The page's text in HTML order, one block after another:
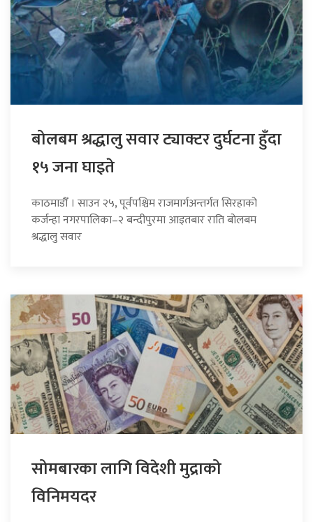
बोलबम श्रद्धालु सवार ट्याक्टर दुर्घटना हुँदा
१५ जना घाइते
काठमाडौँ । साउन २५, पूर्वपश्चिम राजमार्गअन्तर्गत सिरहाको
कर्जन्हा नगरपालिका–२ बन्दीपुरमा आइतबार राति बोलबम
श्रद्धालु सवार
सोमबारका लागि विदेशी मुद्राको
विनिमयदर